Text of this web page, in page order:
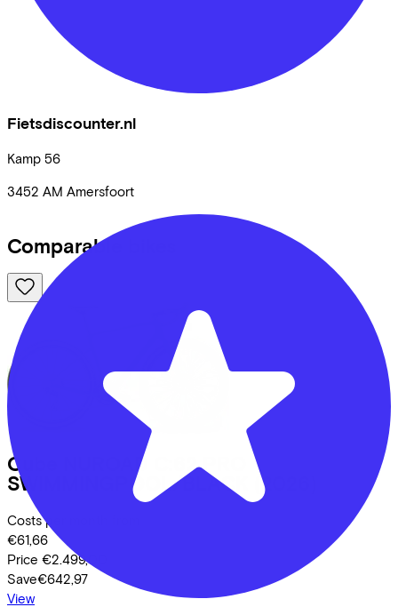
Fietsdiscounter.nl
Kamp 56
3452 AM Amersfoort
Comparable bikes
Cube
NUROAD C:62 PRO
SWIMMINGPOOL/BLACK
(2026)
Costs per month from
€61,66
Price €2.499,00
Save€642,97
View